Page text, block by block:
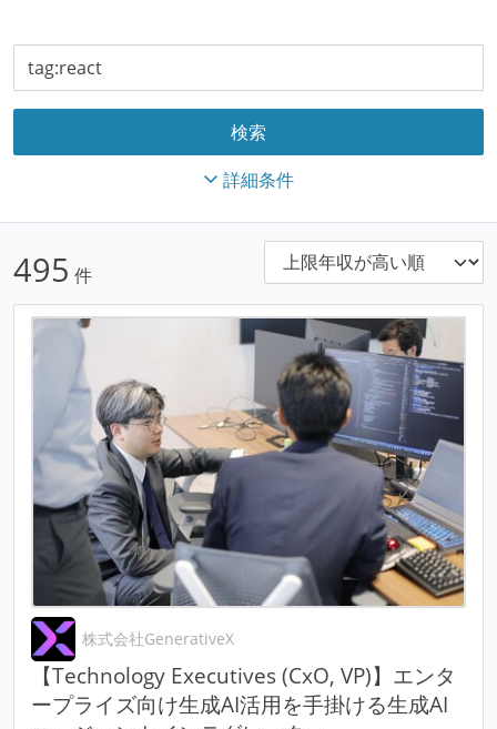
詳細条件
495 件
株式会社GenerativeX
【Technology Executives (CxO, VP)】エンタ
ープライズ向け生成AI活用を手掛ける生成AI